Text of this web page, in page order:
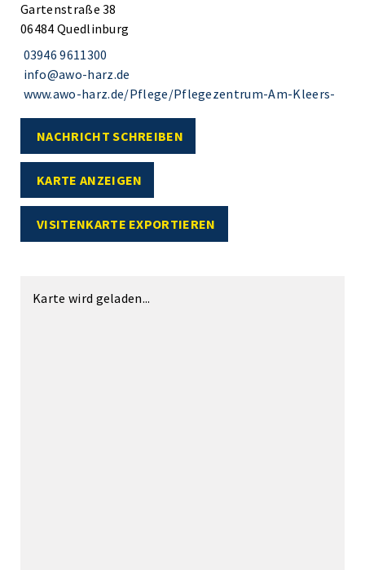
Gartenstraße 38
06484 Quedlinburg
03946 9611300
info@awo-harz.de
www.awo-harz.de/Pflege/Pflegezentrum-Am-Kleers-
NACHRICHT SCHREIBEN
KARTE ANZEIGEN
VISITENKARTE EXPORTIEREN
Karte wird geladen...